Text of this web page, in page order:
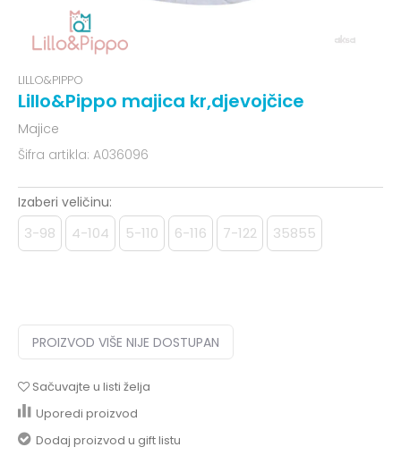
LILLO&PIPPO
Lillo&Pippo majica kr,djevojčice
Majice
Šifra artikla: A036096
Izaberi veličinu:
3-98 4-104 5-110 6-116 7-122 35855
PROIZVOD VIŠE NIJE DOSTUPAN
Sačuvajte u listi želja
Uporedi proizvod
Dodaj proizvod u gift listu